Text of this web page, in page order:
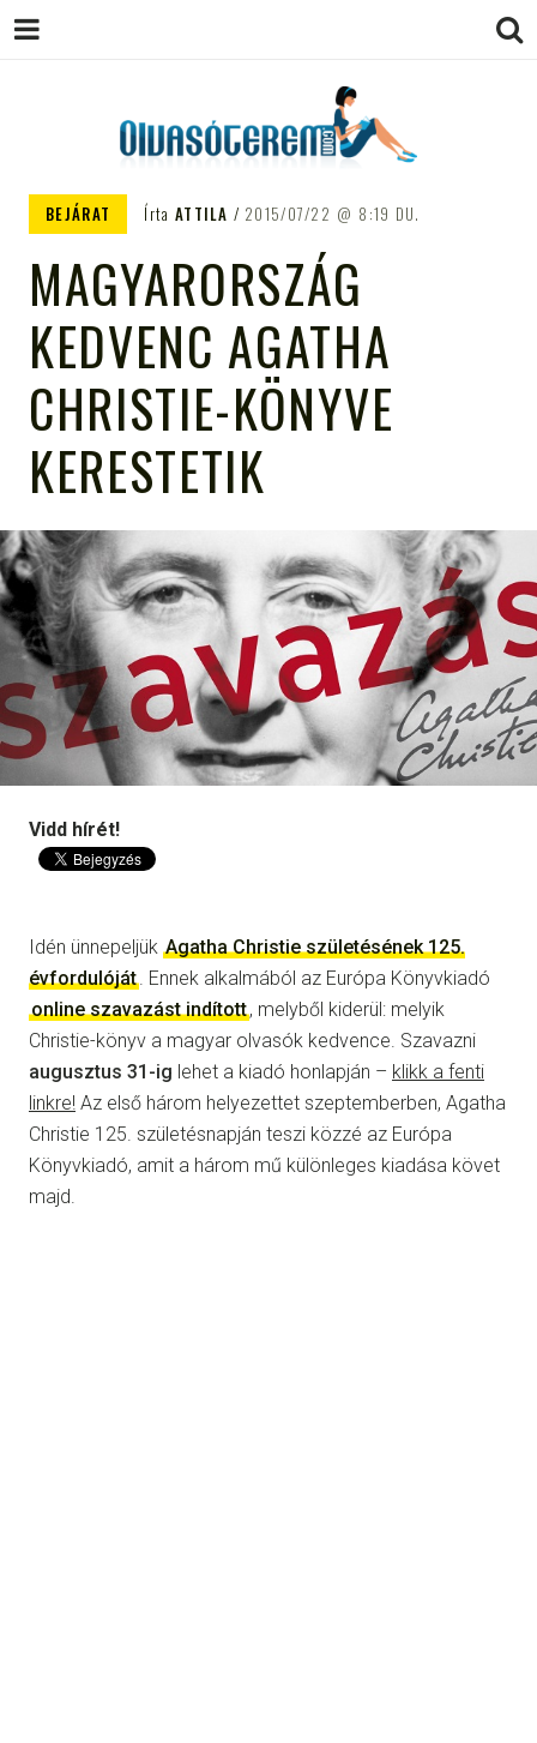
OLVASÓTEREM.COM – AZ
EGÉSZSÉGES OLVASÁS
TÁMOGATÓJA
BEJÁRAT Írta ATTILA 2015/07/22 8:19 DU.
MAGYARORSZÁG
KEDVENC AGATHA
CHRISTIE-KÖNYVE
KERESTETIK
Vidd hírét!
Idén ünnepeljük Agatha Christie születésének 125.
évfordulóját. Ennek alkalmából az Európa Könyvkiadó
online szavazást indított, melyből kiderül: melyik
Christie-könyv a magyar olvasók kedvence. Szavazni
augusztus 31-ig lehet a kiadó honlapján – klikk a fenti
linkre! Az első három helyezettet szeptemberben, Agatha
Christie 125. születésnapján teszi közzé az Európa
Könyvkiadó, amit a három mű különleges kiadása követ
majd.